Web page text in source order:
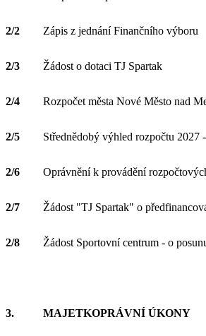
2/2 Zápis z jednání Finančního výboru
2/3 Žádost o dotaci TJ Spartak
2/4 Rozpočet města Nové Město nad
2/5 Střednědobý výhled rozpočtu 2027
2/6 Oprávnění k provádění
2/7 Žádost "TJ Spartak" o
2/8 Žádost Sportovní centrum - o
3. MAJETKOPRÁVNÍ ÚKONY